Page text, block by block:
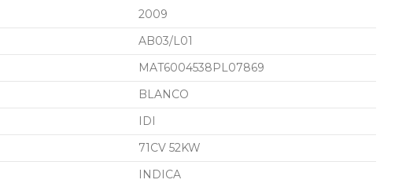
2009
AB03/L01
MAT6004538PL07869
BLANCO
IDI
71CV 52KW
INDICA